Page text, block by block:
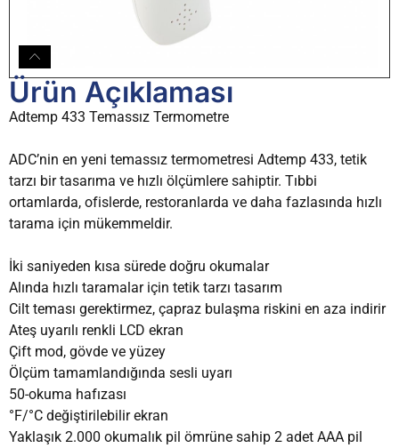
Ürün Açıklaması
Adtemp 433 Temassız Termometre
ADC’nin en yeni temassız termometresi Adtemp 433, tetik
tarzı bir tasarıma ve hızlı ölçümlere sahiptir. Tıbbi
ortamlarda, ofislerde, restoranlarda ve daha fazlasında hızlı
tarama için mükemmeldir.
İki saniyeden kısa sürede doğru okumalar
Alında hızlı taramalar için tetik tarzı tasarım
Cilt teması gerektirmez, çapraz bulaşma riskini en aza indirir
Ateş uyarılı renkli LCD ekran
Çift mod, gövde ve yüzey
Ölçüm tamamlandığında sesli uyarı
50-okuma hafızası
°F/°C değiştirilebilir ekran
Yaklaşık 2.000 okumalık pil ömrüne sahip 2 adet AAA pil